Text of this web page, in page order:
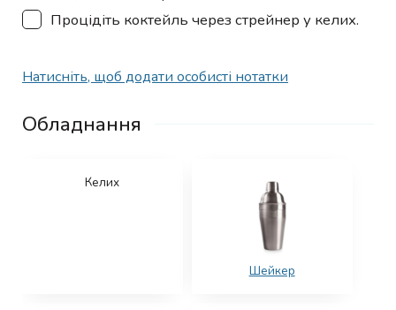
▢
Процідіть коктейль через стрейнер у келих.
Натисніть, щоб додати особисті нотатки
Обладнання
Келих
Шейкер